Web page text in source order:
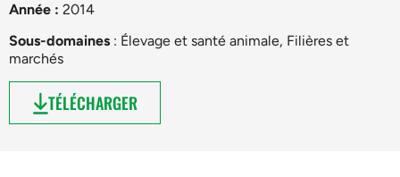
Année : 2014
Sous-domaines : Élevage et santé animale, Filières et
marchés
TÉLÉCHARGER